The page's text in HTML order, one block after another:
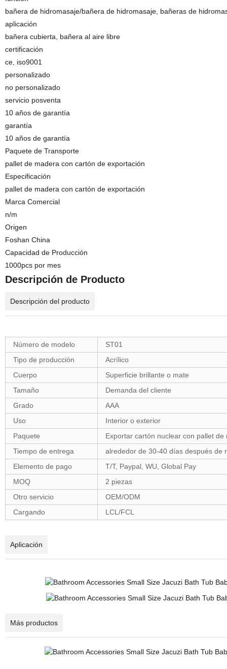
bañera de hidromasaje/bañera de hidromasaje, bañeras de
aplicación
bañera cubierta, bañera al aire libre
certificación
ce, iso9001
personalizado
no personalizado
servicio posventa
10 años de garantía
garantía
10 años de garantía
Paquete de Transporte
pallet de madera con cartón de exportación
Especificación
pallet de madera con cartón de exportación
Marca Comercial
n/m
Origen
Foshan China
Capacidad de Producción
1000pcs por mes
Descripción de Producto
Descripción del producto
Número de modelo
ST01
Tipo de producción
Acrílico
Cuerpo
Superficie brillante o mate
Tamaño
Demanda del cliente
Grado
AAA
Uso
Interior o exterior
Paquete
Exportar cartón nuclear con pallet de
Tiempo de entrega
alrededor de 30-40 días después de
Elemento de pago
T/T, Paypal, WU, Global Pay
MOQ
2 piezas
Otro servicio
OEM/ODM
Cargando
LCL/FCL
Aplicación
Más productos